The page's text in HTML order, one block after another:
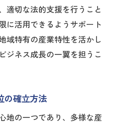
適切な法的支援を行うこと
に活用できるようサポート
域特有の産業特性を活かし
ジネス成長の一翼を担うこ
の確立方法
地の一つであり、多様な産